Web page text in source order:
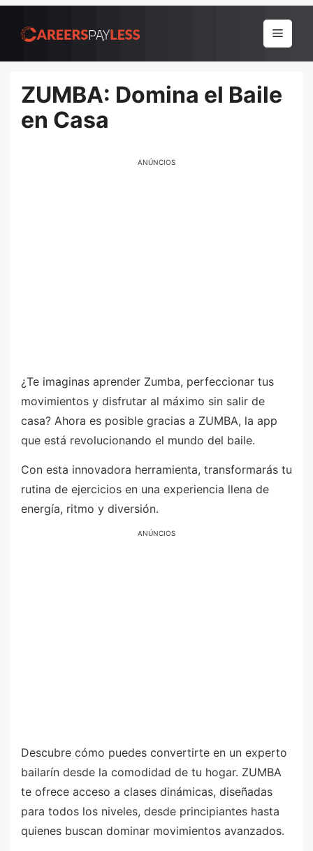
para
conteúdo
Menu
ZUMBA: Domina el Baile
en Casa
ANÚNCIOS
¿Te imaginas aprender Zumba, perfeccionar tus
movimientos y disfrutar al máximo sin salir de
casa? Ahora es posible gracias a ZUMBA, la app
que está revolucionando el mundo del baile.
Con esta innovadora herramienta, transformarás tu
rutina de ejercicios en una experiencia llena de
energía, ritmo y diversión.
ANÚNCIOS
Descubre cómo puedes convertirte en un experto
bailarín desde la comodidad de tu hogar. ZUMBA
te ofrece acceso a clases dinámicas, diseñadas
para todos los niveles, desde principiantes hasta
quienes buscan dominar movimientos avanzados.